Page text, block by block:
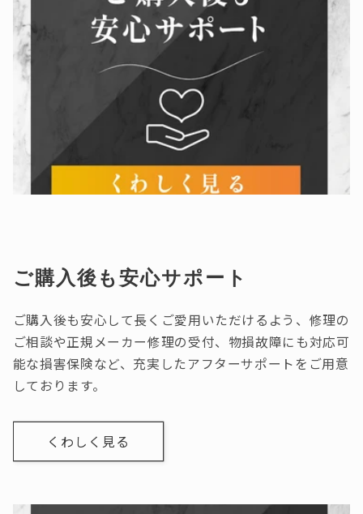
ご購入後も安心サポート
ご購入後も安心して長くご愛用いただけるよう、修理の
ご相談や正規メーカー修理の受付、物損故障にも対応可
能な損害保険など、充実したアフターサポートをご用意
しております。
くわしく見る